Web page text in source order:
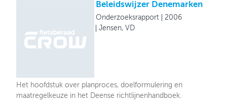
Beleidswijzer Denemarken
Onderzoeksrapport
2006
Jensen, VD
Het hoofdstuk over planproces, doelformulering en
maatregelkeuze in het Deense richtlijnenhandboek.